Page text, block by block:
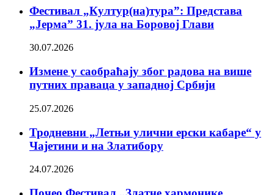
Фестивал „Култур(на)тура”: Представа
„Јерма” 31. јула на Боровој Глави
30.07.2026
Измене у саобраћају због радова на више
путних праваца у западној Србији
25.07.2026
Тродневни „Летњи улични ерски кабаре“ у
Чајетини и на Златибору
24.07.2026